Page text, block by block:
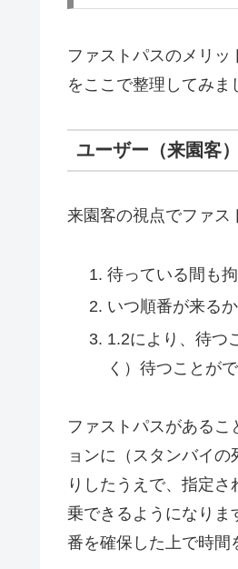
ファストパスのメリ
をここで整理してみま
ユーザー（来園客
来園客の視点でファス
待っている間も
いつ順番が来る
1.2により、待つ
く）待つことが
ファストパスがある
ョンに（スタンバイ
りしたうえで、指定
乗できるようになり
番を確保した上で時間